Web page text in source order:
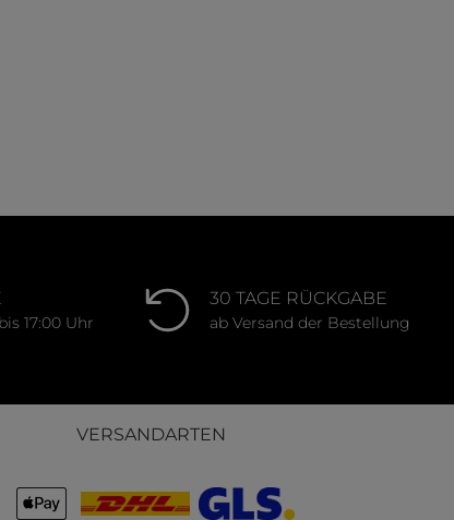
17:00 Uhr
30 TAGE RÜCKGABE
ab Versand der Bestellung
VERSANDARTEN